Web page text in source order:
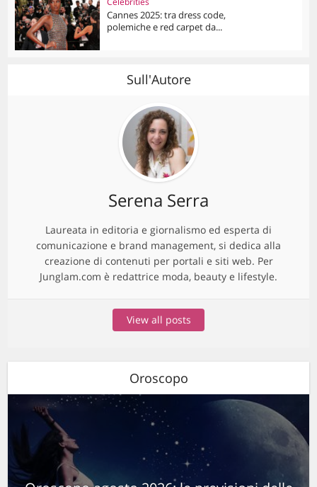
Cannes 2025: tra dress code,
polemiche e red carpet da...
Sull'Autore
Serena Serra
Laureata in editoria e giornalismo ed esperta di
comunicazione e brand management, si dedica alla
creazione di contenuti per portali e siti web. Per
Junglam.com è redattrice moda, beauty e lifestyle.
View all posts
Oroscopo